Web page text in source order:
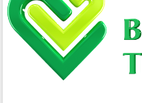
Tổ chức trang trọng Lễ hội Đền thờ
Lương Văn Chánh năm 2026
Phó Bí thư Tỉnh ủy Đắk Lắk Đỗ Hữu
Huy giữ chức Bí thư Đảng ủy Ủy Ban
Nhân dân tỉnh
Bệnh án điện tử thúc đẩy chuyển đổi